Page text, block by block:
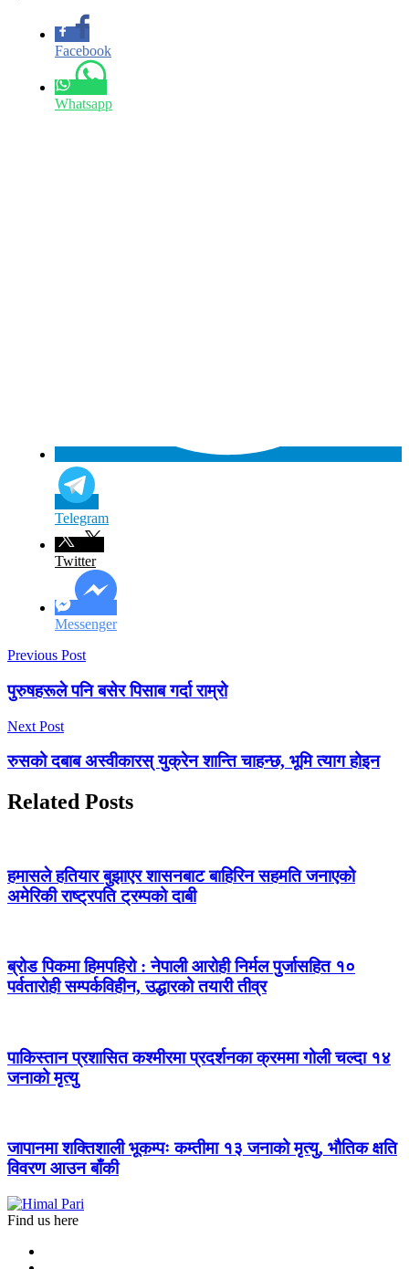
Facebook
Whatsapp
Telegram
Twitter
Messenger
Previous Post
पुरुषहरूले पनि बसेर पिसाब गर्दा राम्रो
Next Post
रुसको दबाब अस्वीकारस् युक्रेन शान्ति चाहन्छ, भूमि त्याग होइन
Related Posts
हमासले हतियार बुझाएर शासनबाट बाहिरिन सहमति जनाएको
अमेरिकी राष्ट्रपति ट्रम्पको दाबी
ब्रोड पिकमा हिमपहिरो : नेपाली आरोही निर्मल पुर्जासहित १०
पर्वतारोही सम्पर्कविहीन, उद्धारको तयारी तीव्र
पाकिस्तान प्रशासित कश्मीरमा प्रदर्शनका क्रममा गोली चल्दा १४
जनाको मृत्यु
जापानमा शक्तिशाली भूकम्पः कम्तीमा १३ जनाको मृत्यु, भौतिक क्षति
विवरण आउन बाँकी
Find us here